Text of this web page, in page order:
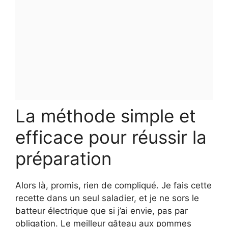
La méthode simple et
efficace pour réussir la
préparation
Alors là, promis, rien de compliqué. Je fais cette
recette dans un seul saladier, et je ne sors le
batteur électrique que si j’ai envie, pas par
obligation. Le meilleur gâteau aux pommes